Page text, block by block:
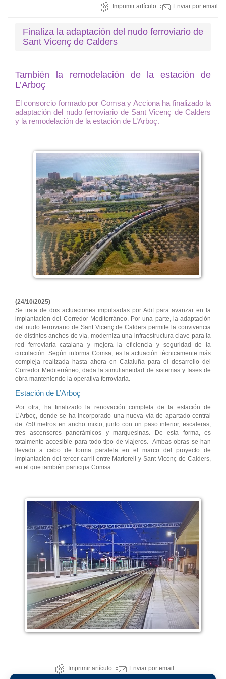
Imprimir artículo Enviar por email
Finaliza la adaptación del nudo ferroviario de
Sant Vicenç de Calders
También la remodelación de la estación de
L’Arboç
El consorcio formado por Comsa y Acciona ha finalizado la
adaptación del nudo ferroviario de Sant Vicenç de Calders
y la remodelación de la estación de L’Arboç.
(24/10/2025)
Se trata de dos actuaciones impulsadas por Adif para avanzar en la
implantación del Corredor Mediterráneo. Por una parte, la adaptación
del nudo ferroviario de Sant Vicenç de Calders permite la convivencia
de distintos anchos de vía, moderniza una infraestructura clave para la
red ferroviaria catalana y mejora la eficiencia y seguridad de la
circulación. Según informa Comsa, es la actuación técnicamente más
compleja realizada hasta ahora en Cataluña para el desarrollo del
Corredor Mediterráneo, dada la simultaneidad de sistemas y fases de
obra manteniendo la operativa ferroviaria.
Estación de L’Arboç
Por otra, ha finalizado la renovación completa de la estación de
L’Arboç, donde se ha incorporado una nueva vía de apartado central
de 750 metros en ancho mixto, junto con un paso inferior, escaleras,
tres ascensores panorámicos y marquesinas. De esta forma, es
totalmente accesible para todo tipo de viajeros. Ambas obras se han
llevado a cabo de forma paralela en el marco del proyecto de
implantación del tercer carril entre Martorell y Sant Vicenç de Calders,
en el que también participa Comsa.
Imprimir artículo Enviar por email